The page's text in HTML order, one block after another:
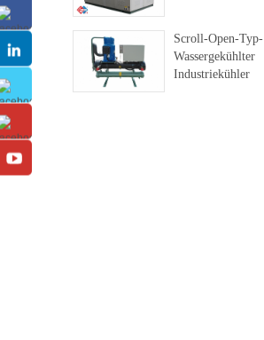
Scroll-Open-Typ-
Wassergekühlter
Industriekühler